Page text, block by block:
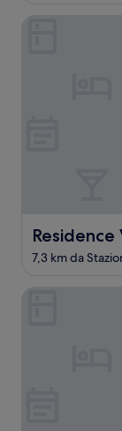
Residence
7,3 km da